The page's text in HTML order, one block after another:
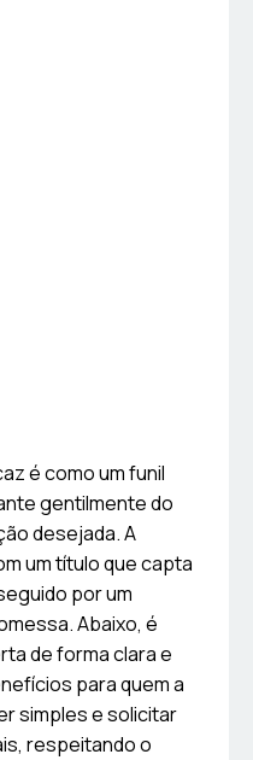
é como um funil
gentilmente do
desejada. A
um título que capta
por um
Abaixo, é
de forma clara e
para quem a
simples e solicitar
respeitando o